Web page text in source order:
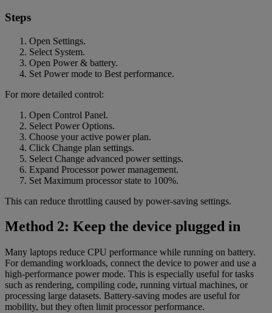
Steps
Open Settings.
Select System.
Open Power & battery.
Set Power mode to Best performance.
For more detailed control:
Open Control Panel.
Select Power Options.
Choose your active power plan.
Click Change plan settings.
Select Change advanced power settings.
Expand Processor power management.
Set Maximum processor state to 100%.
This can reduce throttling caused by power-saving settings.
Method 2: Keep the device plugged in
Many laptops reduce CPU performance while running on battery.
For demanding workloads, connect the device to power and use a
high-performance power mode. This is especially useful for tasks
such as rendering, compiling code, running virtual machines, or
processing large datasets. Battery-saving modes are useful for
mobility, but they often limit processor performance.